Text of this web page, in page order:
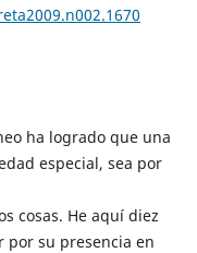
ha logrado que una
especial, sea por
cosas. He aquí diez
su presencia en